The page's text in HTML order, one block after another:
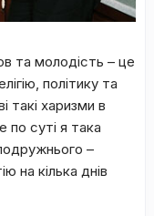
та молодість – це
політику та
такі харизми в
по суті я така
–
на кілька днів